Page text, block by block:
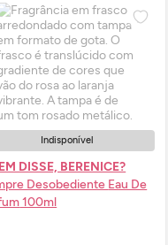
Indisponível
DISSE, BERENICE?
Desobediente Eau De
100ml